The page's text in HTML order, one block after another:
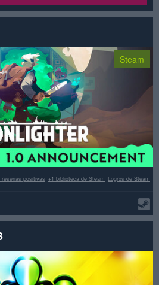
Steam
Logros de Steam
+1 biblioteca de Steam
reseñas positivas